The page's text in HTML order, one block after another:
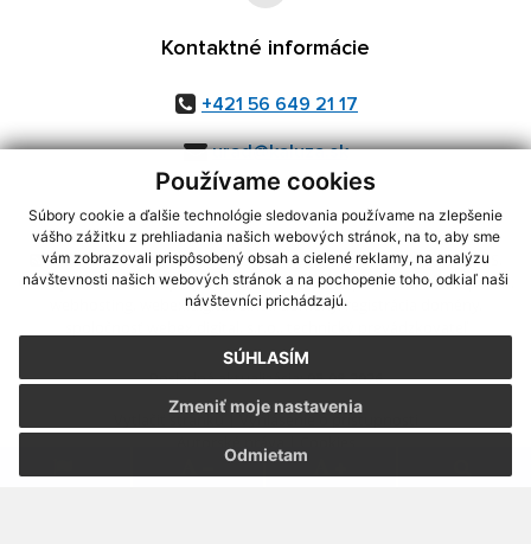
Používame cookies
Súbory cookie a ďalšie technológie sledovania používame na zlepšenie
vášho zážitku z prehliadania našich webových stránok, na to, aby sme
vám zobrazovali prispôsobený obsah a cielené reklamy, na analýzu
návštevnosti našich webových stránok a na pochopenie toho, odkiaľ naši
návštevníci prichádzajú.
SÚHLASÍM
Odmietam
Zmeniť moje nastavenia
Kontaktné informácie
+421 56 649 21 17
urad@kaluza.sk
využite možnosť získavania aktuálnych informácií s využitím RSS
CMS systém (redakčný) systém ECHELON 2,Mapa stránok,web portál
webex.digital, s.r.o.,domény,registrácia domény
Posledná aktualizácia:05.08.2026
Vytlačiť stránku|Vyhlásenie o prístupnosti